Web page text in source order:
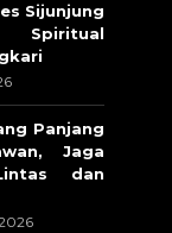
Sijunjung
Spiritual
Panjang
Jaga
dan